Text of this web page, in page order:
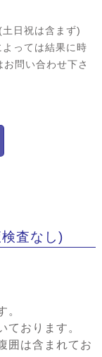
日祝は含まず)
っては結果に時
問い合わせ下さ
査なし)
。
ております。
囲は含まれてお